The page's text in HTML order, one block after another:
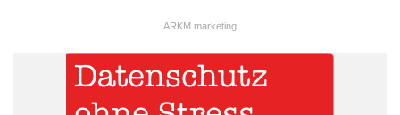
ARKM.marketing